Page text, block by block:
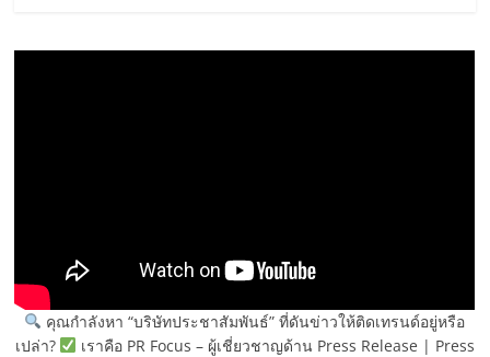
คุณกำลังหา “บริษัทประชาสัมพันธ์” ที่ดันข่าวให้ติดเทรนด์อยู่หรือ
เปล่า?
เราคือ PR Focus – ผู้เชี่ยวชาญด้าน Press Release | Press